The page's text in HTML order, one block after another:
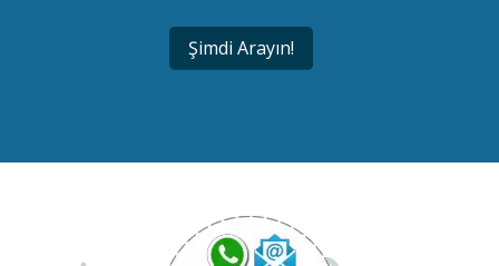
Şimdi Arayın!